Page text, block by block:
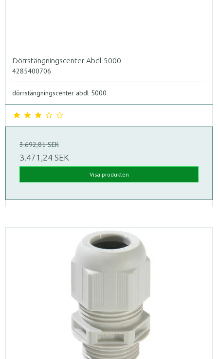
Dörrstängningscenter Abdl 5000
4285400706
dörrstängningscenter abdl 5000
3.692,81 SEK
3.471,24 SEK
Visa produkten